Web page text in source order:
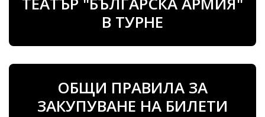
В ТУРНЕ
ОБЩИ ПРАВИЛА ЗА
ЗАКУПУВАНЕ НА БИЛЕТИ